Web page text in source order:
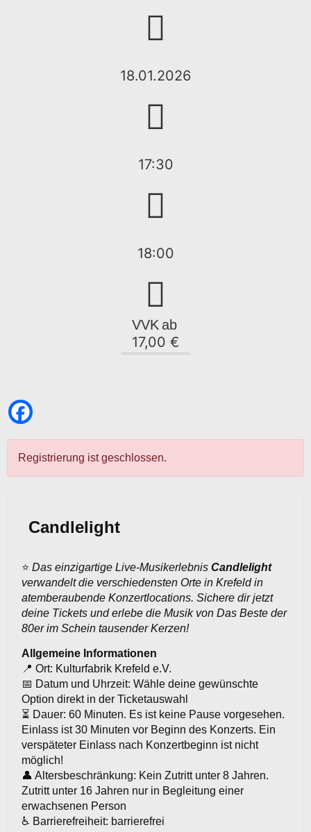
18.01.2026
17:30
18:00
VVK ab
17,00 €
Registrierung ist geschlossen.
Candlelight
⭐ Das einzigartige Live-Musikerlebnis Candlelight
verwandelt die verschiedensten Orte in Krefeld in
atemberaubende Konzertlocations. Sichere dir jetzt
deine Tickets und erlebe die Musik von Das Beste der
80er im Schein tausender Kerzen!
Allgemeine Informationen
📍 Ort: Kulturfabrik Krefeld e.V.
📅 Datum und Uhrzeit: Wähle deine gewünschte
Option direkt in der Ticketauswahl
⏳ Dauer: 60 Minuten. Es ist keine Pause vorgesehen.
Einlass ist 30 Minuten vor Beginn des Konzerts. Ein
verspäteter Einlass nach Konzertbeginn ist nicht
möglich!
👤 Altersbeschränkung: Kein Zutritt unter 8 Jahren.
Zutritt unter 16 Jahren nur in Begleitung einer
erwachsenen Person
♿ Barrierefreiheit: barrierefrei